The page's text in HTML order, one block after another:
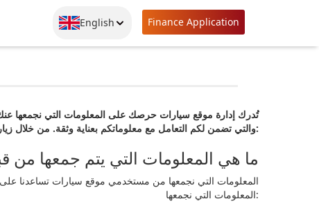
English Finance Application
تُدرك إدارة موقع سيارات حرصك على المعلومات التي نجمعها عنك
والتي تضمن لكم التعامل مع معلوماتكم بعناية وثقة. من خلال زيارتك لموقع سيارات أنت تقبل الأمور الواردة في هذه البيان:
ما هي المعلومات التي يتم جمعها
المعلومات التي نجمعها من مستخدمي موقع سيارات تساعدنا
المعلومات التي نجمعها: